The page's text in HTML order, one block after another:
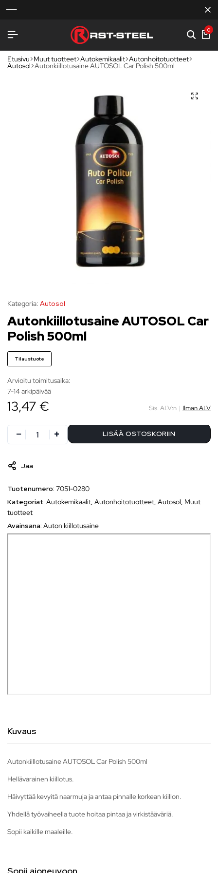
0
Etusivu Muut tuotteet Autokemikaalit Autonhoitotuotteet
Autosol Autonkiillotusaine AUTOSOL Car Polish 500ml
Kategoria: Autosol
Autonkiillotusaine AUTOSOL Car
Polish 500ml
Tilaustuote
Arvioitu toimitusaika:
7-14 arkipäivää
13,47 € Sis. ALV:n | Ilman ALV
LISÄÄ OSTOSKORIIN
Jaa
Tuotenumero: 7051-0280
Kategoriat: Autokemikaalit, Autonhoitotuotteet, Autosol, Muut
tuotteet
Avainsana: Auton kiillotusaine
Kuvaus
Autonkiillotusaine AUTOSOL Car Polish 500ml
Hellävarainen kiillotus.
Häivyttää kevyitä naarmuja ja antaa pinnalle korkean kiillon.
Yhdellä työvaiheella tuote hoitaa pintaa ja virkistääväriä.
Sopii kaikille maaleille.